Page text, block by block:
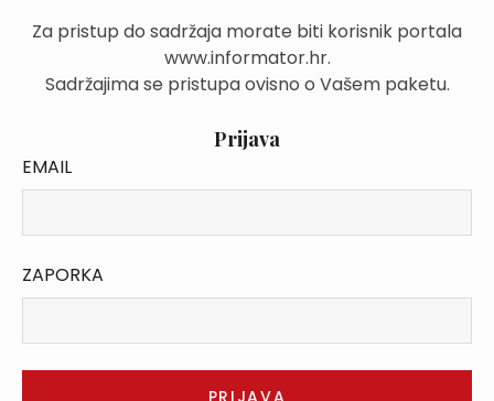
Za pristup do sadržaja morate biti korisnik portala
www.informator.hr.
Sadržajima se pristupa ovisno o Vašem paketu.
Prijava
EMAIL
ZAPORKA